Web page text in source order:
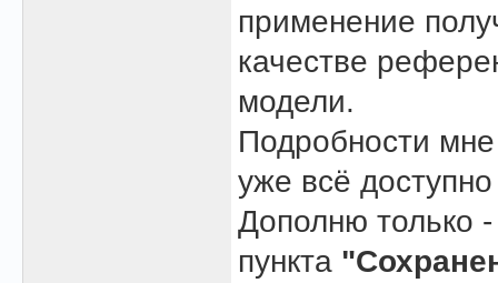
применение
качестве
модели.
Подробности
уже всё
Дополню только
пункта